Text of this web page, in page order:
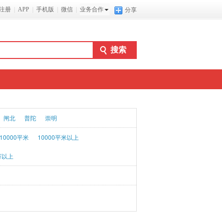
册 APP 手机版 微信 业务合作 分享
闸北 普陀 崇明
平米 10000平米以上
上